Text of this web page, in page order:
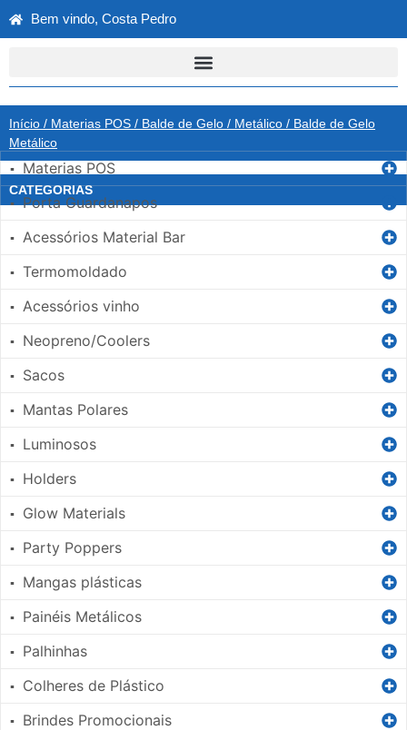
Bem vindo, Costa Pedro
Início / Materias POS / Balde de Gelo / Metálico / Balde de Gelo
Metálico
CATEGORIAS
▪ Materias POS
▪ Porta Guardanapos
▪ Acessórios Material Bar
▪ Termomoldado
▪ Acessórios vinho
▪ Neopreno/Coolers
▪ Sacos
▪ Mantas Polares
▪ Luminosos
▪ Holders
▪ Glow Materials
▪ Party Poppers
▪ Mangas plásticas
▪ Painéis Metálicos
▪ Palhinhas
▪ Colheres de Plástico
▪ Brindes Promocionais